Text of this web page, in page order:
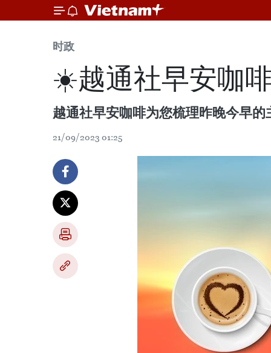
时政
☀️越通社早安咖
越通社早安咖啡为您梳理昨晚今早
21/09/2023 01:25